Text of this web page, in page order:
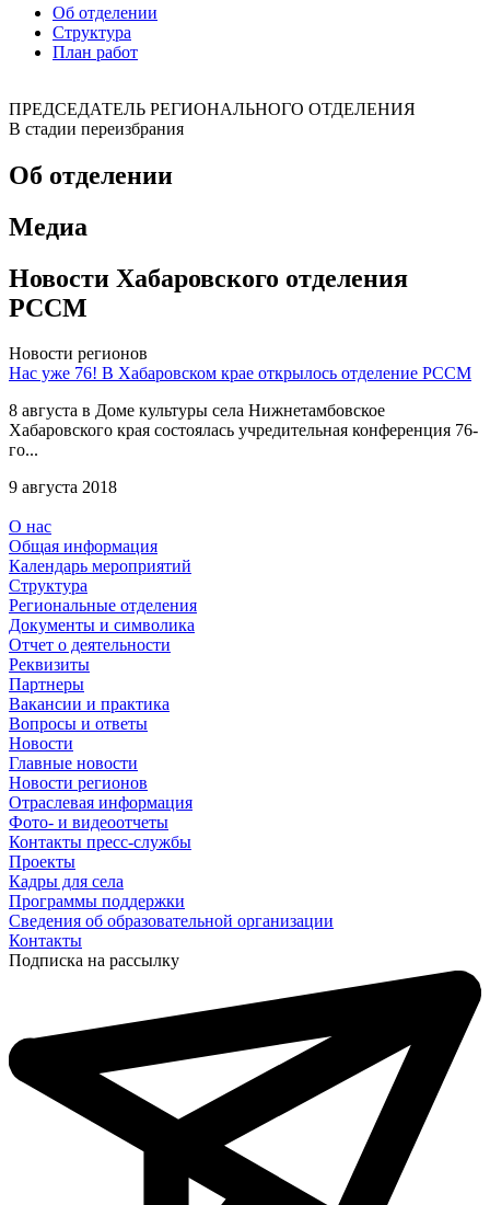
Об отделении
Структура
План работ
ПРЕДСЕДАТЕЛЬ РЕГИОНАЛЬНОГО ОТДЕЛЕНИЯ
В стадии переизбрания
Об отделении
Медиа
Новости Хабаровского отделения
РССМ
Новости регионов
Нас уже 76! В Хабаровском крае открылось отделение РССМ
8 августа в Доме культуры села Нижнетамбовское
Хабаровского края состоялась учредительная конференция 76-
го...
9 августа 2018
О нас
Общая информация
Календарь мероприятий
Структура
Региональные отделения
Документы и символика
Отчет о деятельности
Реквизиты
Партнеры
Вакансии и практика
Вопросы и ответы
Новости
Главные новости
Новости регионов
Отраслевая информация
Фото- и видеоотчеты
Контакты пресс-службы
Проекты
Кадры для села
Программы поддержки
Сведения об образовательной организации
Контакты
Подписка на рассылку